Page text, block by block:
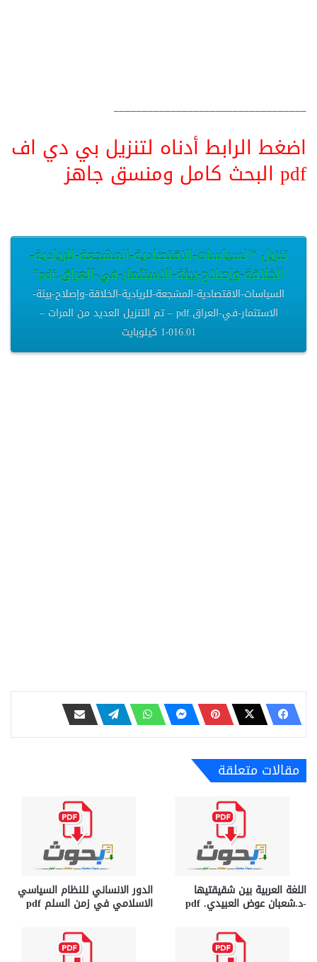
__________________________________
اضغط الرابط أدناه لتنزيل بي دي اف
pdf البحث كامل ومنسق جاهز
تنزيل “السياسات-الاقتصادية-المشجعة-للريادية-
الخلاقة-وإصلاح-بيئة-الاستثمار-في-العراق.pdf”
السياسات-الاقتصادية-المشجعة-للريادية-الخلاقة-وإصلاح-بيئة-
الاستثمار-في-العراق.pdf – تم التنزيل العديد من المرات –
1٬016.01 كيلوبايت
مقالات متعلقة
اللغة العربية بين شقيقتيها
-د.شعبان عوض العبيدي. pdf
الدور الانساني للنظام السياسي
الاسلامي في زمن السلم pdf